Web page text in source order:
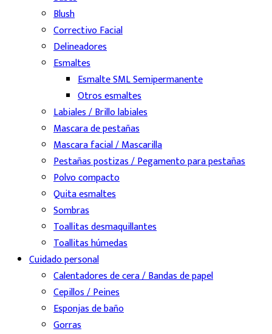
Blush
Correctivo Facial
Delineadores
Esmaltes
Esmalte SML Semipermanente
Otros esmaltes
Labiales / Brillo labiales
Mascara de pestañas
Mascara facial / Mascarilla
Pestañas postizas / Pegamento para pestañas
Polvo compacto
Quita esmaltes
Sombras
Toallitas desmaquillantes
Toallitas húmedas
Cuidado personal
Calentadores de cera / Bandas de papel
Cepillos / Peines
Esponjas de baño
Gorras